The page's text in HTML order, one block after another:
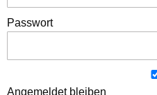
Passwort
Angemeldet bleiben